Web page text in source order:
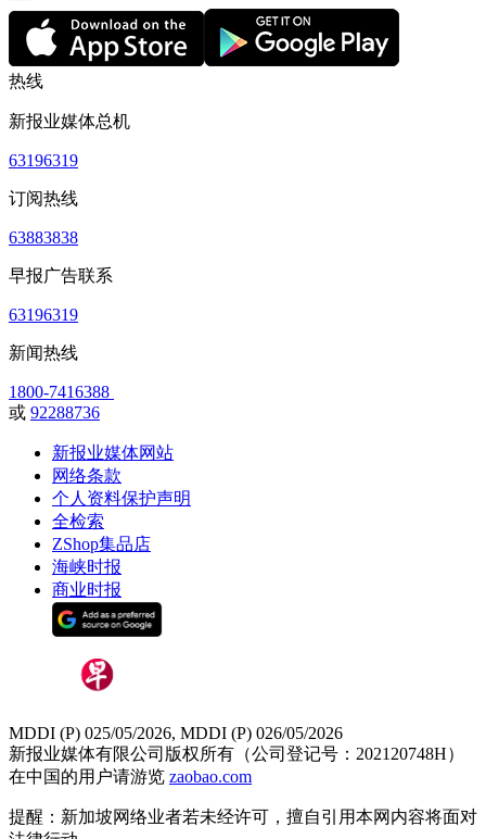
热线
新报业媒体总机
63196319
订阅热线
63883838
早报广告联系
63196319
新闻热线
1800-7416388
或 92288736
新报业媒体网站
网络条款
个人资料保护声明
全检索
ZShop集品店
海峡时报
商业时报
MDDI (P) 025/05/2026, MDDI (P) 026/05/2026
新报业媒体有限公司版权所有（公司登记号：202120748H）
在中国的用户请游览 zaobao.com
提醒：新加坡网络业者若未经许可，擅自引用本网内容将面对